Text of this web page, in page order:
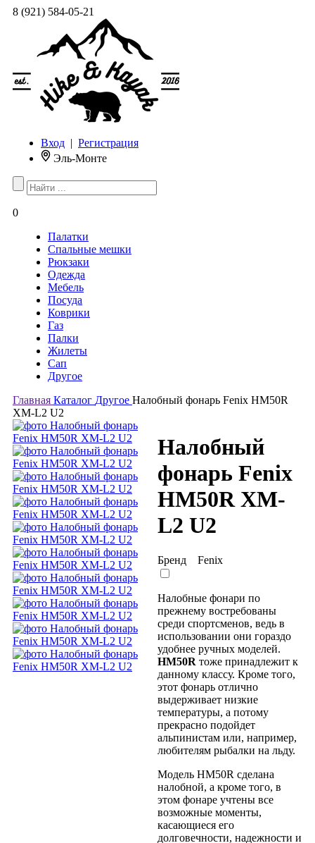
8 (921) 584-05-21
Вход | Регистрация
Эль-Монте
0
Палатки
Спальные мешки
Рюкзаки
Одежда
Мебель
Посуда
Коврики
Газ
Палки
Жилеты
Сап
Другое
Главная Каталог Другое Налобный фонарь Fenix HM50R
XM-L2 U2
Налобный
фонарь Fenix
HM50R XM-
L2 U2
Бренд Fenix
Налобные фонари по
прежнему востребованы
среди спортсменов, ведь в
использовании они гораздо
удобнее ручных моделей.
HM50R тоже принадлежит к
данному классу. Кроме того,
этот фонарь отлично
выдерживает низкие
температуры, а потому
прекрасно подойдет
альпинистам или, например,
любителям рыбалки на льду.
Модель HM50R сделана
налобной, а кроме того, в
этом фонаре учтены все
возможные моменты,
касающиеся его
долговечности, надежности и